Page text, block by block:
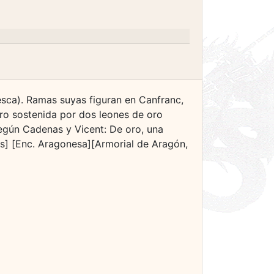
Ramas suyas figuran en Canfranc,
sostenida por dos leones de oro
Cadenas y Vicent: De oro, una
[Enc. Aragonesa][Armorial de Aragón,